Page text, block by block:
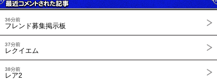
36分前
フレンド募集掲示板
37分前
レクイエム
38分前
レア2